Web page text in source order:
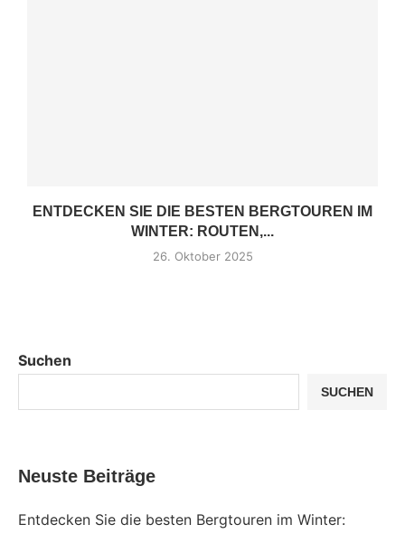
ENTDECKEN SIE DIE BESTEN BERGTOUREN IM
WINTER: ROUTEN,...
26. Oktober 2025
Suchen
SUCHEN
Neuste Beiträge
Entdecken Sie die besten Bergtouren im Winter: